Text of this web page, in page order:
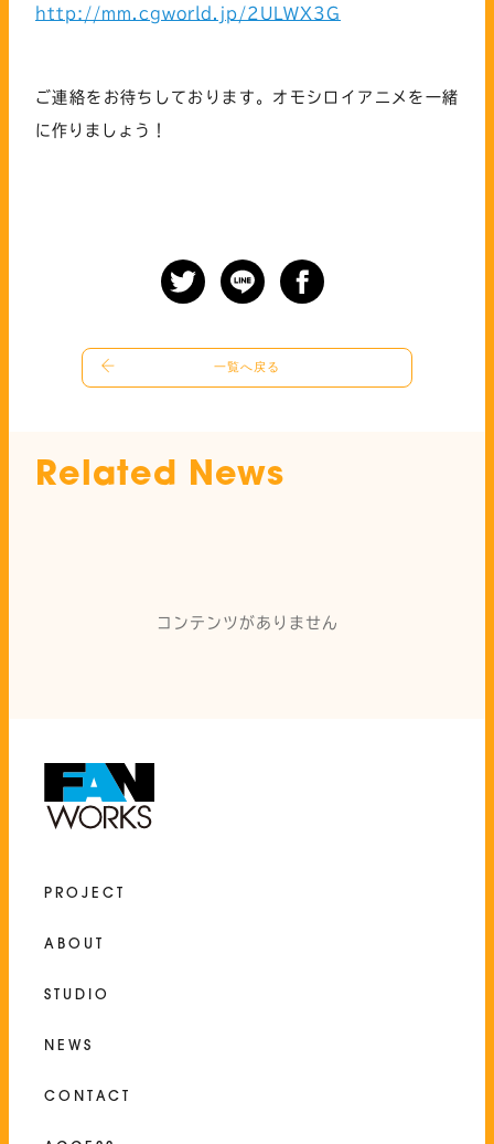
http://mm.cgworld.jp/2ULWX3G
ご連絡をお待ちしております。オモシロイアニメを一緒
に作りましょう！
一覧へ戻る
Related News
コンテンツがありません
PROJECT
ABOUT
STUDIO
NEWS
CONTACT